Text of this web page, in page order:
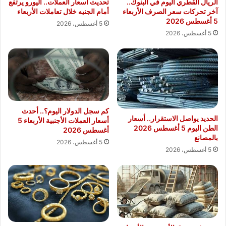
آخر تحركات سعر الصرف الأربعاء
5 أغسطس 2026
5 أغسطس، 2026
أمام الجنيه خلال تعاملات الأربعاء
5 أغسطس، 2026
الحديد يواصل الاستقرار.. أسعار
الطن اليوم 5 أغسطس 2026
بالمصانع
5 أغسطس، 2026
كم سجل الدولار اليوم؟.. أحدث
أسعار العملات الأجنبية الأربعاء 5
أغسطس 2026
5 أغسطس، 2026